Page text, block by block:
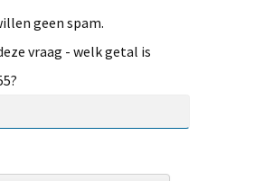
geen spam.
vraag - welk getal is